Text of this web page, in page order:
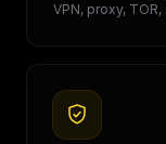
VPN, proxy,